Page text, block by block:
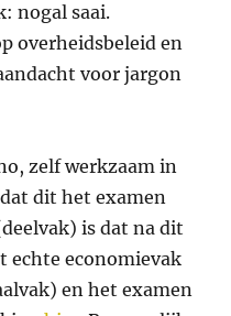
nogal saai.
overheidsbeleid en
voor jargon
zelf werkzaam in
dit het examen
is dat na dit
echte economievak
en het examen